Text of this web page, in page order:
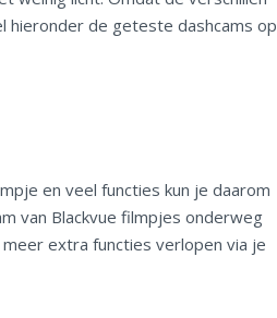
hieronder de geteste dashcams op
en veel functies kun je daarom
van Blackvue filmpjes onderweg
meer extra functies verlopen via je